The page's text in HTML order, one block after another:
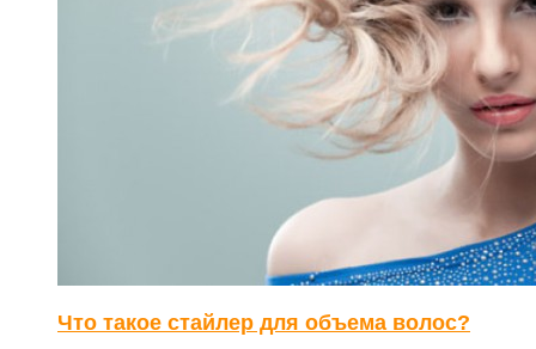
Что такое стайлер для объема волос?